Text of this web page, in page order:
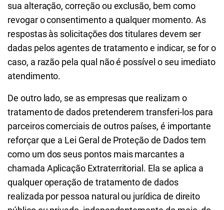
sua alteração, correção ou exclusão, bem como
revogar o consentimento a qualquer momento. As
respostas às solicitações dos titulares devem ser
dadas pelos agentes de tratamento e indicar, se for o
caso, a razão pela qual não é possível o seu imediato
atendimento.
De outro lado, se as empresas que realizam o
tratamento de dados pretenderem transferi-los para
parceiros comerciais de outros países, é importante
reforçar que a Lei Geral de Proteção de Dados tem
como um dos seus pontos mais marcantes a
chamada Aplicação Extraterritorial. Ela se aplica a
qualquer operação de tratamento de dados
realizada por pessoa natural ou jurídica de direito